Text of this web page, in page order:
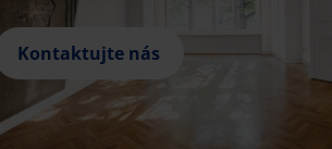
Kontaktujte nás